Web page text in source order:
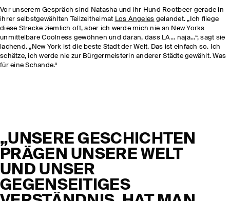
Vor unserem Gespräch sind Natasha und ihr Hund Rootbeer gerade in
ihrer selbstgewählten Teilzeitheimat Los Angeles gelandet. „Ich fliege
diese Strecke ziemlich oft, aber ich werde mich nie an New Yorks
unmittelbare Coolness gewöhnen und daran, dass LA... naja...“, sagt sie
lachend. „New York ist die beste Stadt der Welt. Das ist einfach so. Ich
schätze, ich werde nie zur Bürgermeisterin anderer Städte gewählt. Was
für eine Schande.“
„UNSERE GESCHICHTEN
PRÄGEN UNSERE WELT
UND UNSER
GEGENSEITIGES